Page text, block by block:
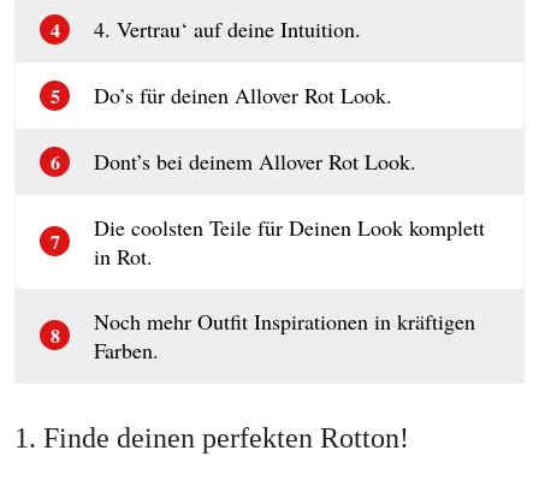
4 4. Vertrau‘ auf deine Intuition.
5 Do’s für deinen Allover Rot Look.
6 Dont’s bei deinem Allover Rot Look.
7
Die coolsten Teile für Deinen Look komplett
in Rot.
8
Noch mehr Outfit Inspirationen in kräftigen
Farben.
1. Finde deinen perfekten Rotton!